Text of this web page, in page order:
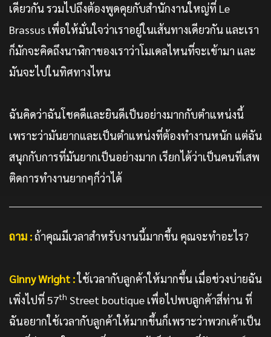
เดียวกัน รวมไปถึงต้องพูดคุยกับสำนักงานใหญ่ที่ Le
Brassus เพื่อให้มั่นใจว่าเราอยู่ในเส้นทางเดียวกัน และเรา
ก็มักจะคิดถึงนาฬิกาของเราว่าโมเดลไหนที่จะเข้ามา และ
มันจะไปในทิศทางไหน
ฉันคิดว่าฉันโชคดีและยินดีเป็นอย่างมากกับตำแหน่งนี้
เพราะว่ามันยากและเป็นตำแหน่งที่ต้องทำงานหนัก แต่ฉัน
สนุกกับการที่มันยากเป็นอย่างมาก เรียกได้ว่าเป็นคนที่เสพ
ติดการทำงานยากๆก็ว่าได้
ถาม :ถ้าคุณมีเวลาสำหรับงานนี้มากขึ้น คุณจะทำอะไร?
Ginny Wright :ใช้เวลากับลูกค้าให้มากขึ้น เมื่อช่วงบ่ายฉัน
เพิ่งไปที่ 57th Street boutique เพื่อไปพบลูกค้าสี่ท่าน ที่
ฉันอยากใช้เวลากับลูกค้าให้มากขึ้นก็เพราะว่าพวกเค้าเป็น